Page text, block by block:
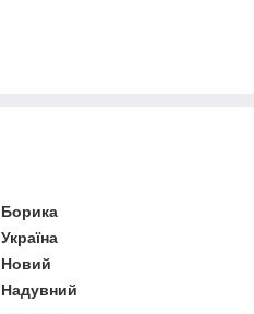
Борика
Україна
Новий
Надувний